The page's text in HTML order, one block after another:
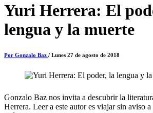
Yuri Herrera: El
lengua y la muerte
Por Gonzalo Baz / Lunes 27 de agosto de 2018
Gonzalo Baz nos invita a descubrir la
Herrera. Leer a este autor es viajar sin aviso